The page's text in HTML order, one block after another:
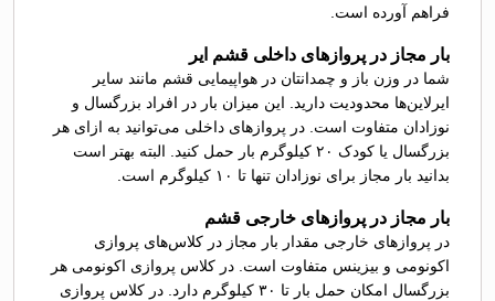
فراهم آورده است.
بار مجاز در پرواز‌های داخلی قشم ایر
شما در وزن باز و چمدانتان در هواپیمایی قشم‌ مانند سایر
ایرلاین‌ها محدودیت دارید. این میزان بار در افراد بزرگسال و
نوزادان متفاوت است. در پروازهای داخلی می‌توانید به ازای هر
بزرگسال یا کودک ۲۰ کیلوگرم بار حمل کنید. البته بهتر است
بدانید بار مجاز برای نوزادان تنها تا ۱۰ کیلوگرم است.
بار مجاز در پرواز‌های خارجی قشم
در پرواز‌های خارجی مقدار بار مجاز در کلاس‌های پروازی
اکونومی و بیزینس متفاوت است. در کلاس پروازی اکونومی هر
بزرگسال امکان حمل بار تا ۳۰ کیلوگرم دارد. در کلاس پروازی